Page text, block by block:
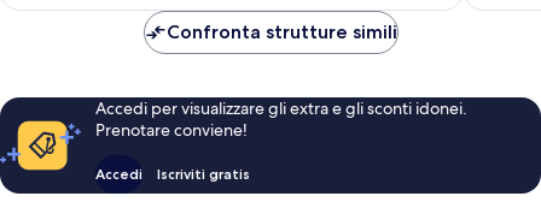
156 €
Confronta strutture simili
Accedi per visualizzare gli extra e gli sconti idonei.
Prenotare conviene!
Accedi Iscriviti gratis